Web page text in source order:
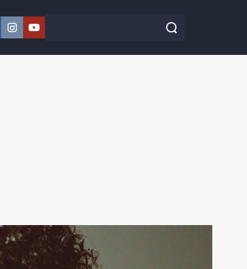
Instagram
YouTube
Szukaj w serwisie Szukaj